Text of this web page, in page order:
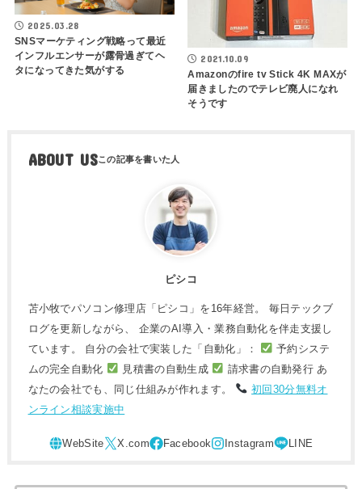
2025.03.28
SNSマーケティング戦略って最近
インフルエンサーが露骨過ぎてヘ
タになってきた気がする
2021.10.09
Amazonのfire tv Stick 4K MAXが
届きましたのでテレビ廃人になれ
そうです
ABOUT US
ピシコ
苫小牧でパソコン修理店「ピシコ」を16年経営。 毎日テックブ
ログを更新しながら、 企業のAI導入・業務自動化を伴走支援し
ています。 自分の会社で実装した「自動化」：
予約システ
ムの完全自動化
見積書の自動生成
請求書の自動発行 あ
なたの会社でも、同じ仕組みが作れます。
初回30分無料オ
ンライン相談実施中